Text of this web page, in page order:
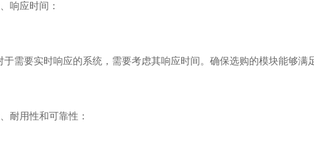
应时间：
要实时响应的系统，需要考虑其响应时间。确保选购的模块能够满
用性和可靠性：